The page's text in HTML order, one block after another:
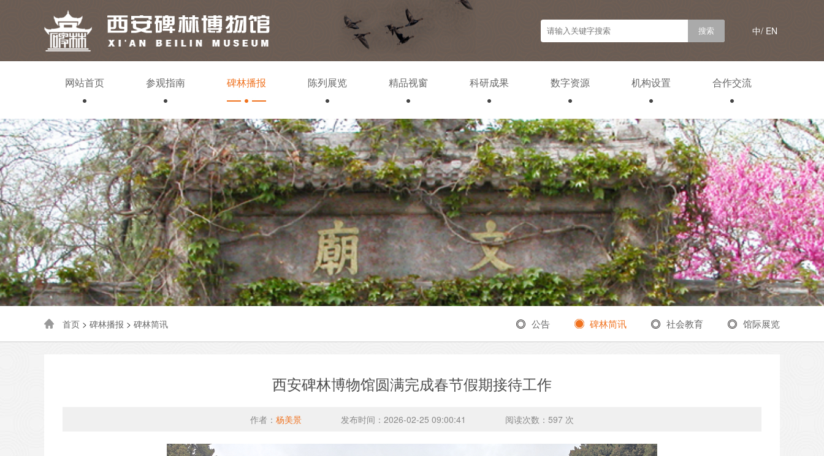
中/ EN
网站首页 参观指南 碑林播报 陈列展览 精品视窗 科研成果 数字资源 机构设置 合作交流
首页 > 碑林播报 > 碑林简讯 公告 碑林简讯 社会教育 馆际展览
西安碑林博物馆圆满完成春节假期接待工作
作者： 杨美景 发布时间：2026-02-25 09:00:41 阅读次数： 597 次